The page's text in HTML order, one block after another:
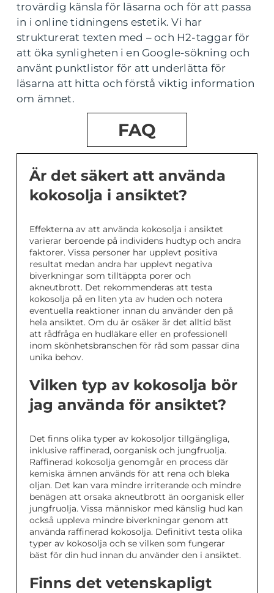
trovärdig känsla för läsarna och för att passa
in i online tidningens estetik. Vi har
strukturerat texten med – och H2-taggar för
att öka synligheten i en Google-sökning och
använt punktlistor för att underlätta för
läsarna att hitta och förstå viktig information
om ämnet.
FAQ
Är det säkert att använda
kokosolja i ansiktet?
Effekterna av att använda kokosolja i ansiktet
varierar beroende på individens hudtyp och andra
faktorer. Vissa personer har upplevt positiva
resultat medan andra har upplevt negativa
biverkningar som tilltäppta porer och
akneutbrott. Det rekommenderas att testa
kokosolja på en liten yta av huden och notera
eventuella reaktioner innan du använder den på
hela ansiktet. Om du är osäker är det alltid bäst
att rådfråga en hudläkare eller en professionell
inom skönhetsbranschen för råd som passar dina
unika behov.
Vilken typ av kokosolja bör
jag använda för ansiktet?
Det finns olika typer av kokosoljor tillgängliga,
inklusive raffinerad, oorganisk och jungfruolja.
Raffinerad kokosolja genomgår en process där
kemiska ämnen används för att rena och bleka
oljan. Det kan vara mindre irriterande och mindre
benägen att orsaka akneutbrott än oorganisk eller
jungfruolja. Vissa människor med känslig hud kan
också uppleva mindre biverkningar genom att
använda raffinerad kokosolja. Definitivt testa olika
typer av kokosolja och se vilken som fungerar
bäst för din hud innan du använder den i ansiktet.
Finns det vetenskapligt